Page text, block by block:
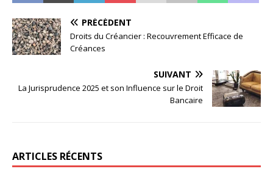
PRÉCÉDENT
Droits du Créancier : Recouvrement Efficace de
Créances
SUIVANT
La Jurisprudence 2025 et son Influence sur le Droit
Bancaire
ARTICLES RÉCENTS